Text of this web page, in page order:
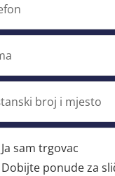
broj i mjesto
Ja sam trgovac
Dobijte ponude za